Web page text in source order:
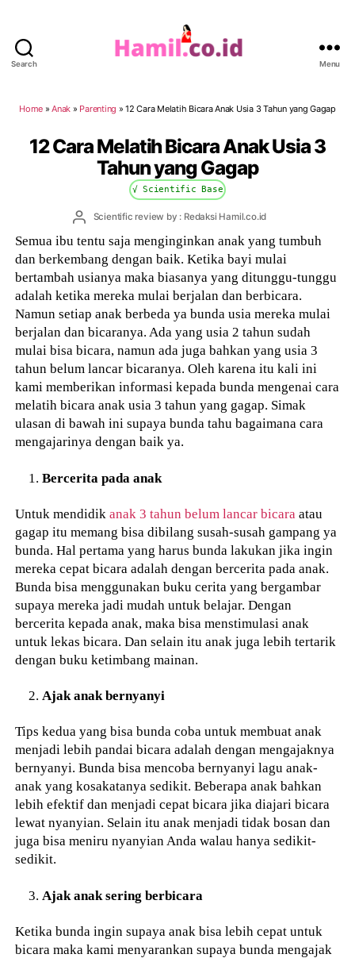
Search Menu
Home »Anak » Parenting »12 Cara Melatih Bicara Anak Usia 3 Tahun yang Gagap
12 Cara Melatih Bicara Anak Usia 3
Tahun yang Gagap
√ Scientific Base
PostScientific review by : Redaksi Hamil.co.id
Semua ibu tentu saja menginginkan anak yang tumbuh
dan berkembang dengan baik. Ketika bayi mulai
bertambah usianya maka biasanya yang ditunggu-tunggu
adalah ketika mereka mulai berjalan dan berbicara.
Namun setiap anak berbeda ya bunda usia mereka mulai
berjalan dan bicaranya. Ada yang usia 2 tahun sudah
mulai bisa bicara, namun ada juga bahkan yang usia 3
tahun belum lancar bicaranya. Oleh karena itu kali ini
kami memberikan informasi kepada bunda mengenai cara
melatih bicara anak usia 3 tahun yang gagap. Simak
ulasan di bawah ini supaya bunda tahu bagaimana cara
mengajarinya dengan baik ya.
Bercerita pada anak
Untuk mendidikanak 3 tahun belum lancar bicara atau
gagap itu memang bisa dibilang susah-susah gampang ya
bunda. Hal pertama yang harus bunda lakukan jika ingin
mereka cepat bicara adalah dengan bercerita pada anak.
Bunda bisa menggunakan buku cerita yang bergambar
supaya mereka jadi mudah untuk belajar. Dengan
bercerita kepada anak, maka bisa menstimulasi anak
untuk lekas bicara. Dan selain itu anak juga lebih tertarik
dengan buku ketimbang mainan.
Ajak anak bernyanyi
Tips kedua yang bisa bunda coba untuk membuat anak
menjadi lebih pandai bicara adalah dengan mengajaknya
bernyanyi. Bunda bisa mencoba bernyanyi lagu anak-
anak yang kosakatanya sedikit. Beberapa anak bahkan
lebih efektif dan menjadi cepat bicara jika diajari bicara
lewat nyanyian. Selain itu anak menjadi tidak bosan dan
juga bisa meniru nyanyian Anda walau hanya sedikit-
sedikit.
Ajak anak sering berbicara
Ketika bunda ingin supaya anak bisa lebih cepat untuk
bicara maka kami menyarankan supaya bunda mengajak